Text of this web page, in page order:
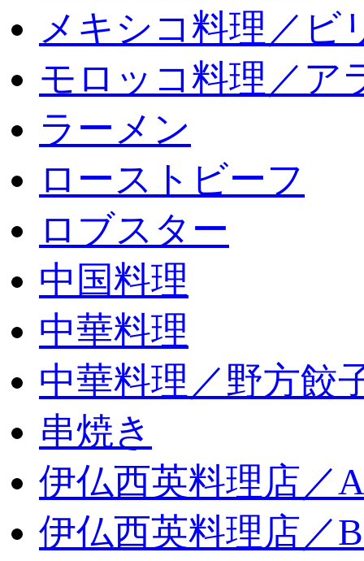
メキシコ料理／ビ
モロッコ料理／ア
ラーメン
ローストビーフ
ロブスター
中国料理
中華料理
中華料理／野方餃
串焼き
伊仏西英料理店／
伊仏西英料理店／